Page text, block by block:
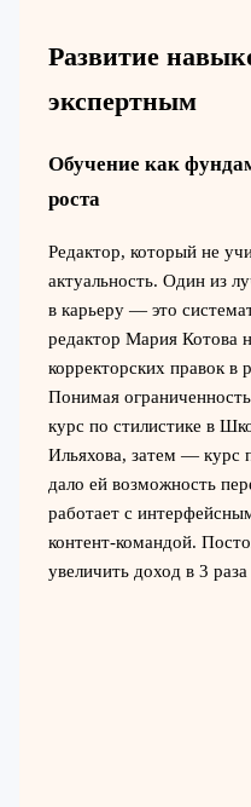
Развитие
экспертным
Обучение как
роста
Редактор, который не
актуальность. Один из
в карьеру — это
редактор Мария Котова
корректорских правок в
Понимая
курс по стилистике в
Ильяхова, затем — курс
дало ей возможность
работает с
контент-командой.
увеличить доход в 3 раза